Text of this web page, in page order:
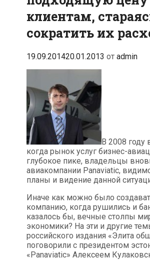
клиентам,
сократить их
19.09.201420.01.2013 от admin
В 2008 году
когда рынок услуг бизнес-
глубокое пике, владельцы
авиакомпании Panaviatic,
планы и видение данной
Иначе как можно было
компанию, когда рушились и
казалось бы, вечные столпы
экономики? На эти и другие
российского издания «Элита
поговорили с президентом
«Panaviatic» Алексеем